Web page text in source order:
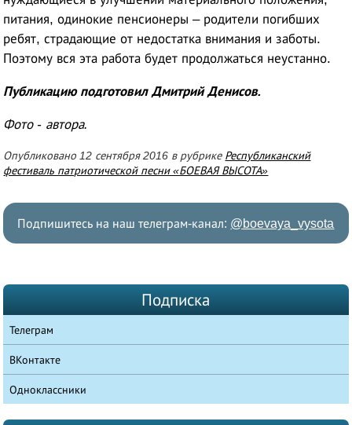
питания, одинокие пенсионеры – родители погибших
ребят, страдающие от недостатка внимания и заботы.
Поэтому вся эта работа будет продолжаться неустанно.
Публикацию подготовил Дмитрий Денисов.
Фото - автора.
Опубликовано 12 сентября 2016 в рубрике Республиканский
фестиваль патриотической песни «БОЕВАЯ ВЫСОТА»
Подпишитесь на наш телеграм-канал: @boevaya_vysota
Подписка
Телеграм
ВКонтакте
Одноклассники